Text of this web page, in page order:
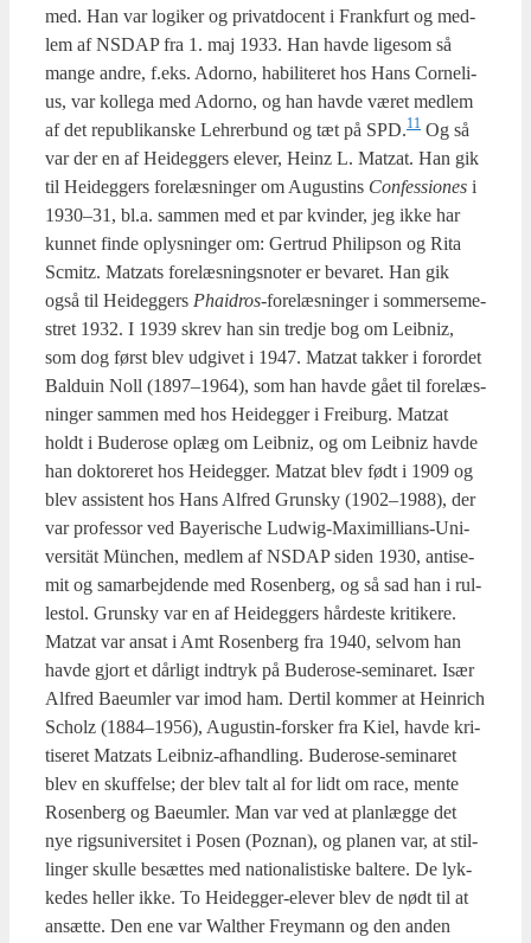
med. Han var logi­ker og pri­vat­do­cent i Frank­furt og med­
lem af NSDAP fra 1. maj 1933. Han hav­de lige­som så
man­ge andre, f.eks. Ador­no, habi­li­te­ret hos Hans Cor­ne­li­
us, var kol­le­ga med Ador­no, og han hav­de været med­lem
af det repu­bli­kan­ske Lehrer­bund og tæt på SPD.11 Og så
var der en af Hei­deg­gers ele­ver, Heinz L. Matzat. Han gik
til Hei­deg­gers fore­læs­nin­ger om Augustins Con­fes­sio­nes i
1930–31, bl.a. sam­men med et par kvin­der, jeg ikke har
kun­net fin­de oplys­nin­ger om: Ger­tr­ud Phi­lip­son og Rita
Scmitz. Matzats fore­læs­nings­no­ter er beva­ret. Han gik
også til Hei­deg­gers Phai­d­ros-fore­læs­nin­ger i som­mer­se­me­
stret 1932. I 1939 skrev han sin tred­je bog om Leib­niz,
som dog først blev udgi­vet i 1947. Matzat tak­ker i for­or­det
Bal­du­in Noll (1897–1964), som han hav­de gået til fore­læs­
nin­ger sam­men med hos Hei­deg­ger i Frei­burg. Matzat
holdt i Budero­se oplæg om Leib­niz, og om Leib­niz hav­de
han dok­to­re­ret hos Hei­deg­ger. Matzat blev født i 1909 og
blev assi­stent hos Hans Alfred Grun­sky (1902–1988), der
var pro­fes­sor ved Bay­e­ri­s­che Ludwig-Maxi­mil­li­ans-Uni­
ver­sität Mün­chen, med­lem af NSDAP siden 1930, anti­se­
mit og sam­ar­bej­den­de med Rosen­berg, og så sad han i rul­
le­stol. Grun­sky var en af Hei­deg­gers hår­de­ste kri­ti­ke­re.
Matzat var ansat i Amt Rosen­berg fra 1940, selv­om han
hav­de gjort et dår­ligt ind­tryk på Budero­se-semi­na­ret. Især
Alfred Bae­um­ler var imod ham. Der­til kom­mer at Hein­rich
Scholz (1884–1956), Augustin-for­sker fra Kiel, hav­de kri­
ti­se­ret Matzats Leib­niz-afhand­ling. Budero­se-semi­na­ret
blev en skuf­fel­se; der blev talt al for lidt om race, men­te
Rosen­berg og Bae­um­ler. Man var ved at plan­læg­ge det
nye rigs­u­ni­ver­si­tet i Posen (Poz­nan), og pla­nen var, at stil­
lin­ger skul­le besæt­tes med natio­na­li­sti­ske bal­te­re. De lyk­
ke­des hel­ler ikke. To Hei­deg­ger-ele­ver blev de nødt til at
ansæt­te. Den ene var Walt­her Frey­mann og den anden